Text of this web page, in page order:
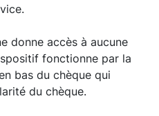
donne accès à aucune
fonctionne par la
bas du chèque qui
du chèque.